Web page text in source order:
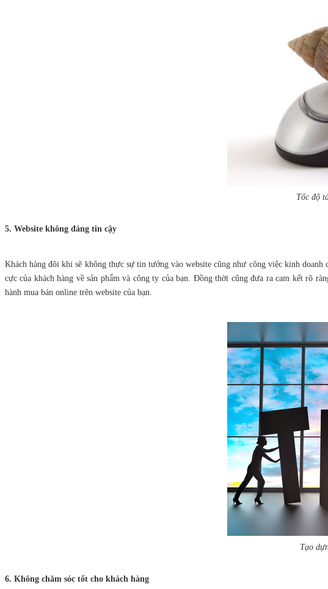
Tốc độ
5. Website không đáng tin cậy
Khách hàng đôi khi sẽ không thực sự tin tưởng vào website cũng như công việc kinh
cực của khách hàng về sản phẩm và công ty của bạn. Đồng thời cũng đưa ra cam kết rõ
hành mua bán online trên website của bạn.
Tạo
6. Không chăm sóc tốt cho khách hàng